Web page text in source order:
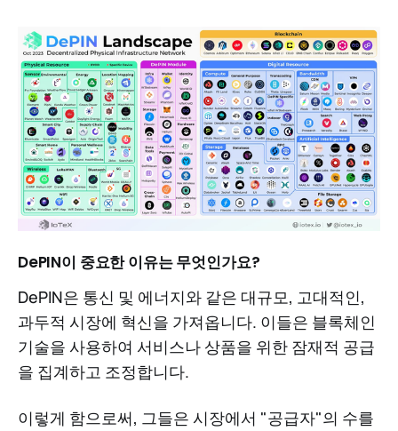
DePIN이 중요한 이유는 무엇인가요?
DePIN은 통신 및 에너지와 같은 대규모, 고대적인,
과두적 시장에 혁신을 가져옵니다. 이들은 블록체인
기술을 사용하여 서비스나 상품을 위한 잠재적 공급
을 집계하고 조정합니다.
이렇게 함으로써, 그들은 시장에서 "공급자"의 수를